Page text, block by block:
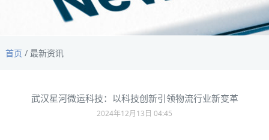
首页 / 最新资讯
武汉星河微运科技：以科技创新引领物流行业新变革
2024年12月13日 04:45